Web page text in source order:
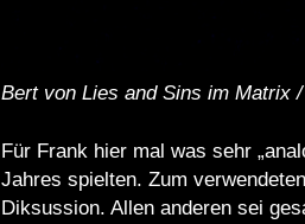
Bert von Lies and Sins im Matrix
Für Frank hier mal was sehr
Jahres spielten. Zum
Diksussion. Allen anderen sei